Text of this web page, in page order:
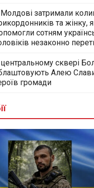
затримали
та жінку,
сотням
незаконно
сквері
Алею
громади